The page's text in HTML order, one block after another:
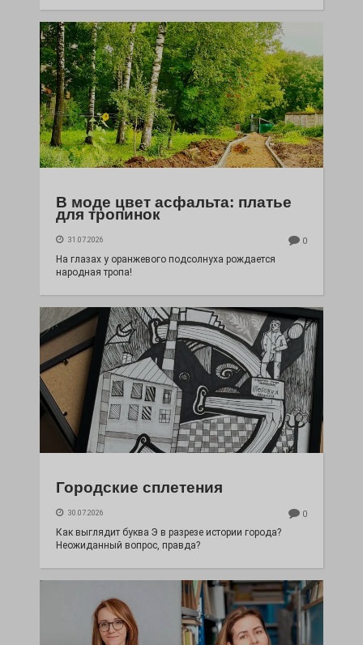
В моде цвет асфальта: платье
для тропинок
31.07.2026 0
На глазах у оранжевого подсолнуха рождается
народная тропа!
Городские сплетения
30.07.2026 0
Как выглядит буква Э в разрезе истории города?
Неожиданный вопрос, правда?